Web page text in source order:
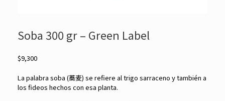
Soba 300 gr – Green Label
$9,300
La palabra soba (蕎麦) se refiere al trigo sarraceno y también a
los fideos hechos con esa planta.